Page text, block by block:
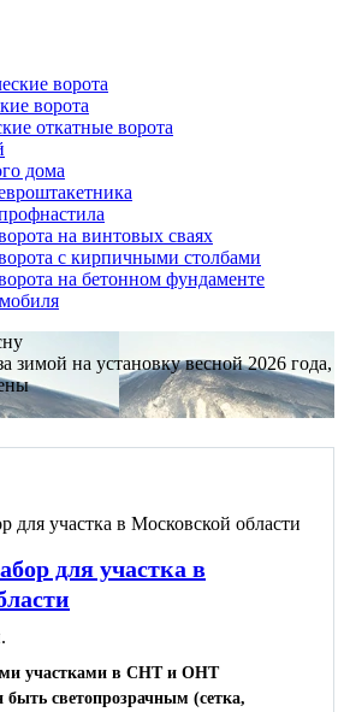
ворота
ворота
откатные ворота
дома
на винтовых сваях
с кирпичными столбами
на бетонном фундаменте
зимой на установку весной 2026 года,
для участка в
участками в СНТ и ОНТ
светопрозрачным (сетка,